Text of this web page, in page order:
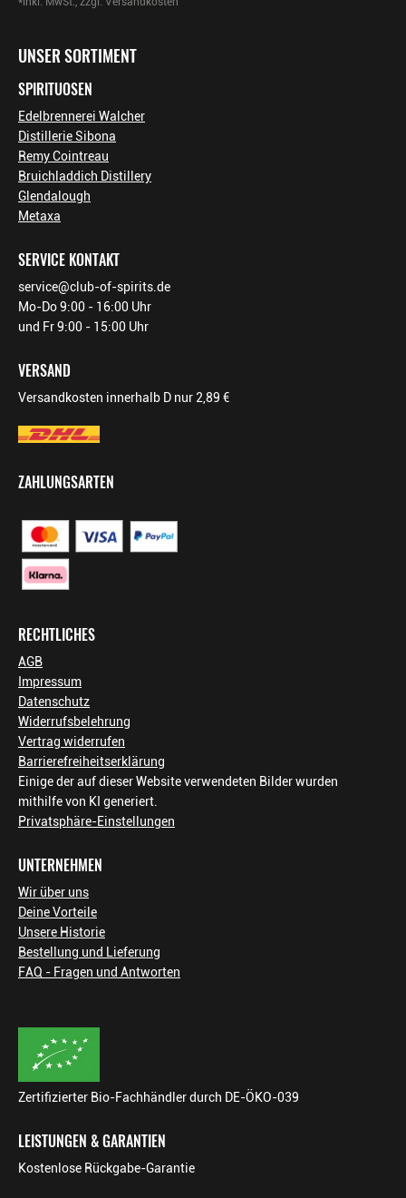
UNSER SORTIMENT
SPIRITUOSEN
Edelbrennerei Walcher
Distillerie Sibona
Remy Cointreau
Bruichladdich Distillery
Glendalough
Metaxa
SERVICE KONTAKT
service@club-of-spirits.de
Mo-Do 9:00 - 16:00 Uhr
und Fr 9:00 - 15:00 Uhr
VERSAND
Versandkosten innerhalb D nur 2,89 €
ZAHLUNGSARTEN
RECHTLICHES
AGB
Impressum
Datenschutz
Widerrufsbelehrung
Vertrag widerrufen
Barrierefreiheitserklärung
Einige der auf dieser Website verwendeten Bilder wurden
mithilfe von KI generiert.
Privatsphäre-Einstellungen
UNTERNEHMEN
Wir über uns
Deine Vorteile
Unsere Historie
Bestellung und Lieferung
FAQ - Fragen und Antworten
Zertifizierter Bio-Fachhändler durch DE-ÖKO-039
LEISTUNGEN & GARANTIEN
Kostenlose Rückgabe-Garantie